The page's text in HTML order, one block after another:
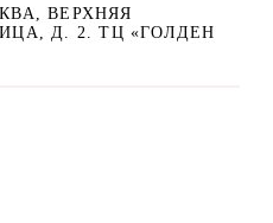
ВЕРХНЯЯ
Д. 2. ТЦ «ГОЛДЕН